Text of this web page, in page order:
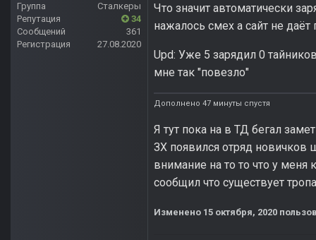
Группа
Сталкеры
Репутация
34
Сообщений
361
Регистрация
27.08.2020
Что значит автоматически
нажалось смех а сайт не даёт
Upd: Уже 5 зарядил 0
мне так "повезло"
Дополнено 47 минуты спустя
Я тут пока на в ТД бегал
ЗХ появился отряд новичков
внимание на то то что у меня
сообщил что существует
Изменено 15 октября, 2020